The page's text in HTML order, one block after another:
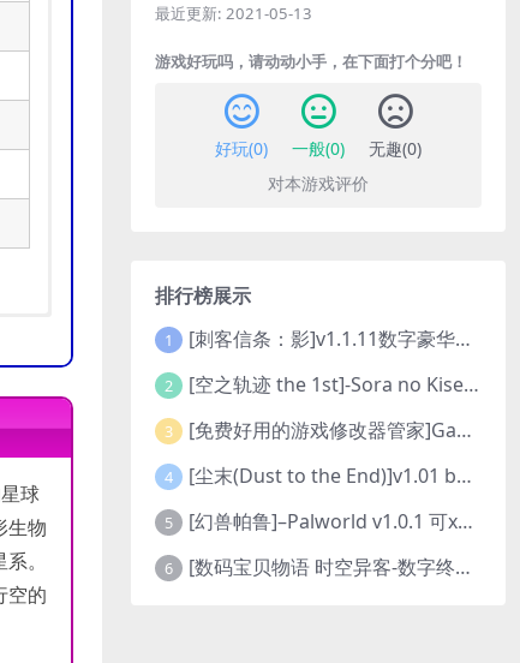
球
生物
。
空的
最近更新: 2021-05-13
游戏好玩吗，请动动小手，在下面打个分吧！
好玩(0) 一般(0) 无趣(0)
对本游戏评价
排行榜展示
1 [刺客信条：影]v1.1.11数字豪华版全DLC
2 [空之轨迹 the 1st]-Sora no Kiseki the 1st-更新至v1.06.4-全DLC
3 [免费好用的游戏修改器管家]Game Cheats Manager
4 [尘末(Dust to the End)]v1.01 build9321107
5 [幻兽帕鲁]–Palworld v1.0.1 可xbox联机
6 [数码宝贝物语 时空异客-数字终极版]- Digimon Story Time Stranger-Build.23514637